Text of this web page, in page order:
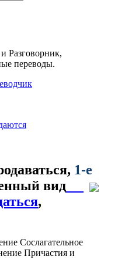
Разговорник,
переводы.
, 1-е
вид
,
Сослагательное
Причастия и